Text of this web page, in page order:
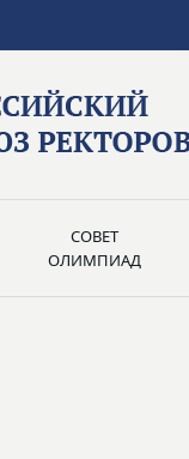
СОВЕТ
ОЛИМПИАД